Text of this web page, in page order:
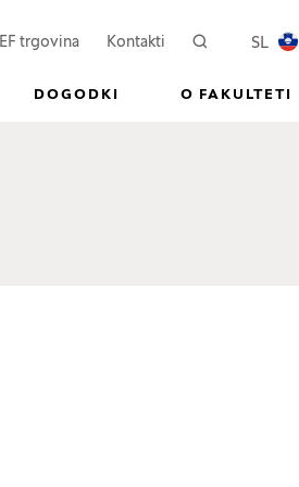
EF trgovina(Odpre se v novem oknu)
Kontakti Iskanje SL
DOGODKI O FAKULTETI